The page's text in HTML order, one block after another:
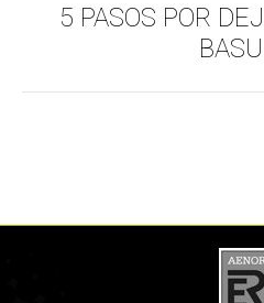
5 PASOS POR